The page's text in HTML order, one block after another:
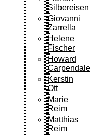
Silbereisen
Giovanni
Zarrella
Helene
Fischer
Howard
Carpendale
Kerstin
Ott
Marie
Reim
Matthias
Reim